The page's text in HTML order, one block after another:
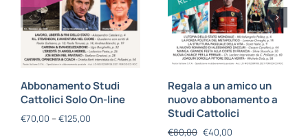
Abbonamento Studi
Cattolici Solo On-line
€70,00 – €125,00
Regala a un amico un
nuovo abbonamento a
Studi Cattolici
€80,00 €40,00